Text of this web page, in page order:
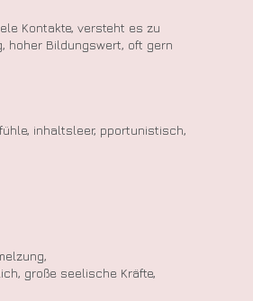
Kontakte, versteht es zu
hoher Bildungswert, oft gern
inhaltsleer, pportunistisch,
große seelische Kräfte,